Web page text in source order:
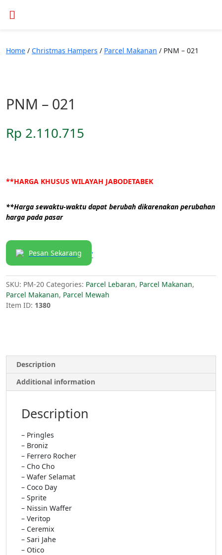
Home / Christmas Hampers / Parcel Makanan / PNM – 021
PNM – 021
Rp 2.110.715
**HARGA KHUSUS WILAYAH JABODETABEK
**Harga sewaktu-waktu dapat berubah dikarenakan perubahan
harga pada pasar
Pesan Sekarang '
SKU: PM-20 Categories: Parcel Lebaran, Parcel Makanan,
Parcel Makanan, Parcel Mewah
Item ID: 1380
Description
Additional information
Description
– Pringles
– Broniz
– Ferrero Rocher
– Cho Cho
– Wafer Selamat
– Coco Day
– Sprite
– Nissin Waffer
– Veritop
– Ceremix
– Sari Jahe
– Otico